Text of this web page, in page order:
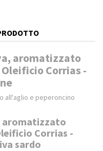
aromatizzato
Corrias -
all'aglio e peperoncino
aromatizzato
Corrias -
sardo